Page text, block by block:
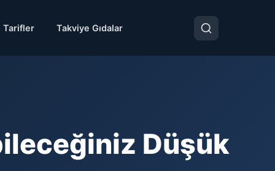
Tarifler Takviye Gıdalar
Düşük